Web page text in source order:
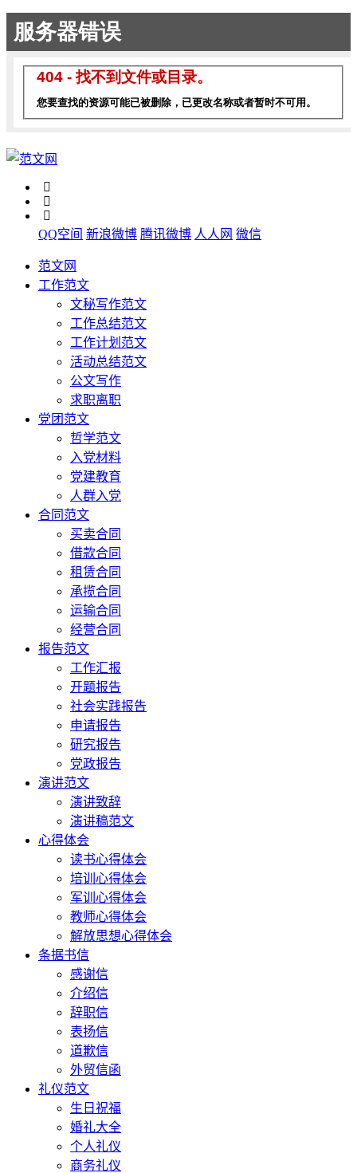
QQ空间 新浪微博 腾讯微博 人人网 微信
范文网
工作范文
文秘写作范文
工作总结范文
工作计划范文
活动总结范文
公文写作
求职离职
党团范文
哲学范文
入党材料
党建教育
人群入党
合同范文
买卖合同
借款合同
租赁合同
承揽合同
运输合同
经营合同
报告范文
工作汇报
开题报告
社会实践报告
申请报告
研究报告
党政报告
演讲范文
演讲致辞
演讲稿范文
心得体会
读书心得体会
培训心得体会
军训心得体会
教师心得体会
解放思想心得体会
条据书信
感谢信
介绍信
辞职信
表扬信
道歉信
外贸信函
礼仪范文
生日祝福
婚礼大全
个人礼仪
商务礼仪